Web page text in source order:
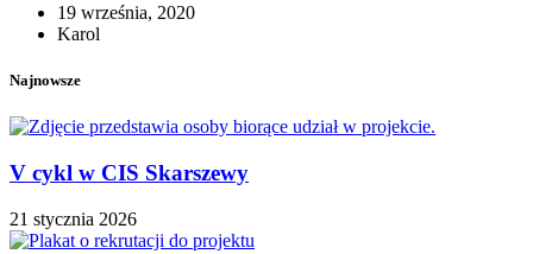
19 września, 2020
Karol
Najnowsze
V cykl w CIS Skarszewy
21 stycznia 2026